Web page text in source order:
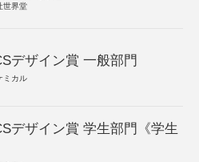
世界堂
デザイン賞 一般部門
ミカル
デザイン賞 学生部門《学生